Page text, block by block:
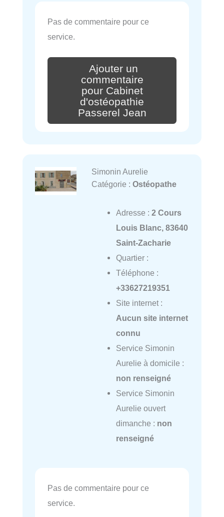
Pas de commentaire pour ce
service.
Ajouter un
commentaire
pour Cabinet
d'ostéopathie
Passerel Jean
Simonin Aurelie
Catégorie : Ostéopathe
Adresse : 2 Cours
Louis Blanc, 83640
Saint-Zacharie
Quartier :
Téléphone :
+33627219351
Site internet :
Aucun site internet
connu
Service Simonin
Aurelie à domicile :
non renseigné
Service Simonin
Aurelie ouvert
dimanche : non
renseigné
Pas de commentaire pour ce
service.